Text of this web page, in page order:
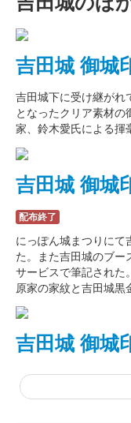
吉田城 御城
吉田城下に受け継がれ
となったクリア素材
家、鈴木愛氏による揮
吉田城 御城
配布終了
にっぽん城まつりに
た。また吉田城のブー
サービスで筆記された
原家の家紋と吉田城
吉田城 御城